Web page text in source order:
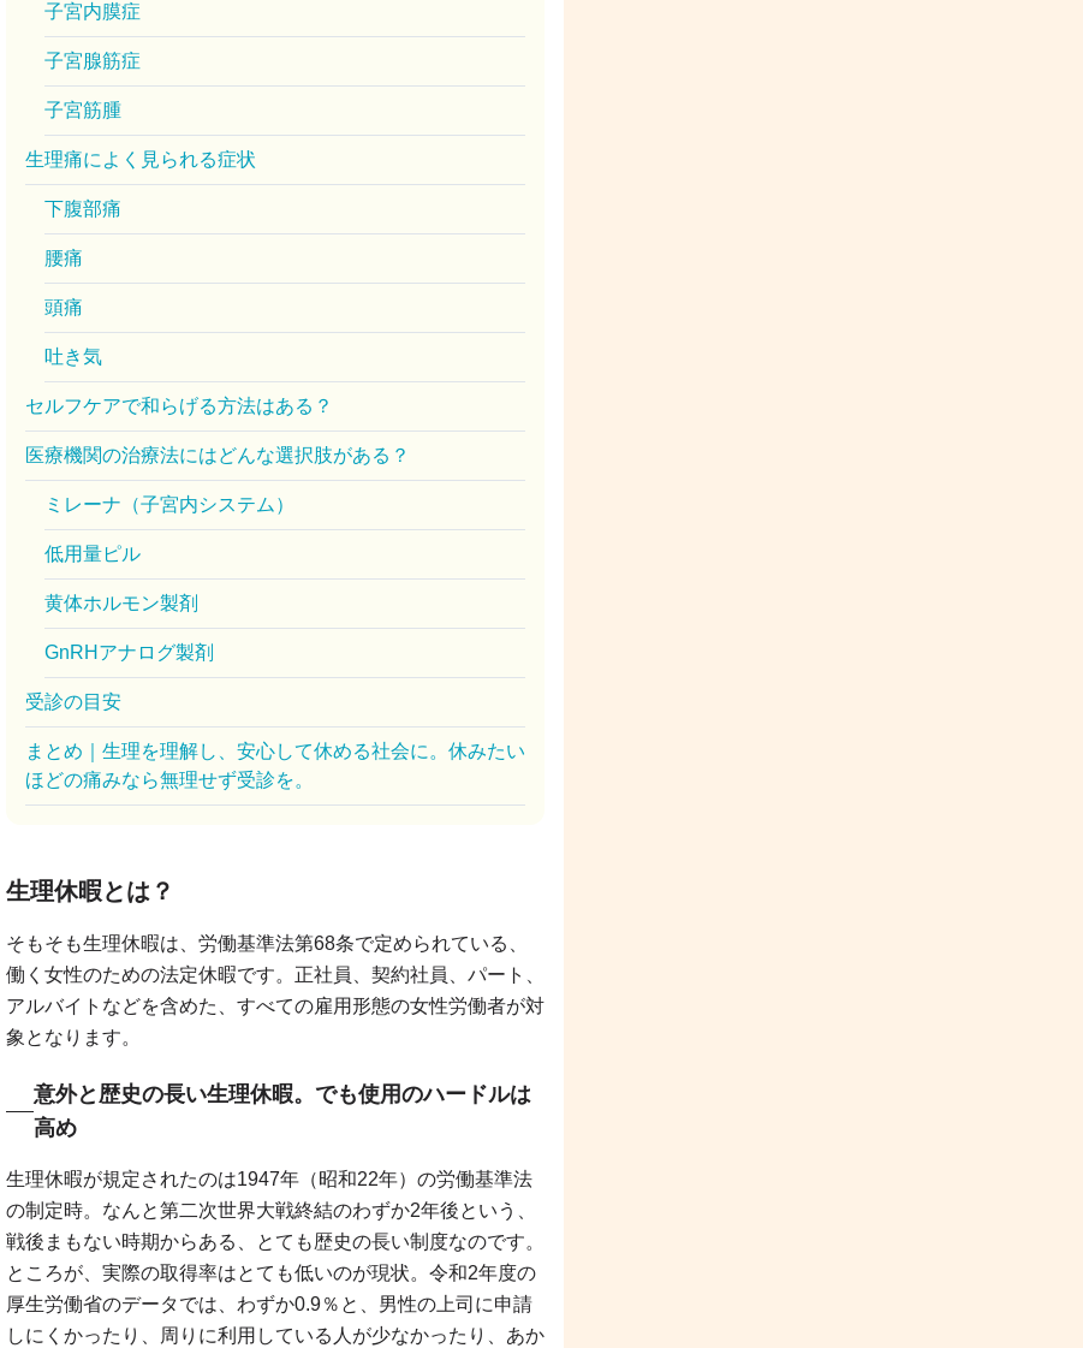
子宮内膜症
子宮腺筋症
子宮筋腫
生理痛によく見られる症状
下腹部痛
腰痛
頭痛
吐き気
セルフケアで和らげる方法はある？
医療機関の治療法にはどんな選択肢がある？
ミレーナ（子宮内システム）
低用量ピル
黄体ホルモン製剤
GnRHアナログ製剤
受診の目安
まとめ｜生理を理解し、安心して休める社会に。休みたい
ほどの痛みなら無理せず受診を。
生理休暇とは？
そもそも生理休暇は、労働基準法第68条で定められている、
働く女性のための法定休暇です。正社員、契約社員、パート、
アルバイトなどを含めた、すべての雇用形態の女性労働者が対
象となります。
意外と歴史の長い生理休暇。でも使用のハードルは
高め
生理休暇が規定されたのは1947年（昭和22年）の労働基準法
の制定時。なんと第二次世界大戦終結のわずか2年後という、
戦後まもない時期からある、とても歴史の長い制度なのです。
ところが、実際の取得率はとても低いのが現状。令和2年度の
厚生労働省のデータでは、わずか0.9％と、男性の上司に申請
しにくかったり、周りに利用している人が少なかったり、あか